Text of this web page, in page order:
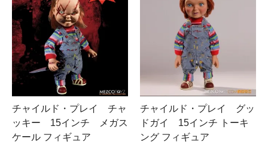
チャイルド・プレイ チャ
ッキー 15インチ メガス
ケール フィギュア
チャイルド・プレイ グッ
ドガイ 15インチ トーキ
ング フィギュア